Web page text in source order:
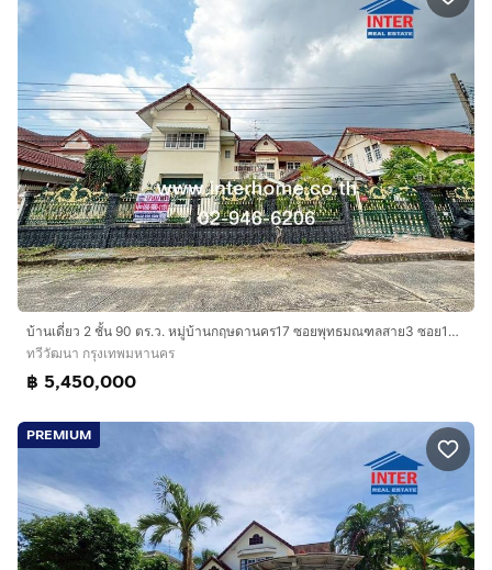
บ้านเดี่ยว 2 ชั้น 90 ตร.ว. หมู่บ้านกฤษดานคร17 ซอยพุทธมณฑลสาย3 ซอย19 ถนนพุทธมณฑลสาย3 ถนนบรมราชชนนี เขตทวีวัฒนา กรุงเทพมหานคร
ทวีวัฒนา กรุงเทพมหานคร
฿ 5,450,000
PREMIUM